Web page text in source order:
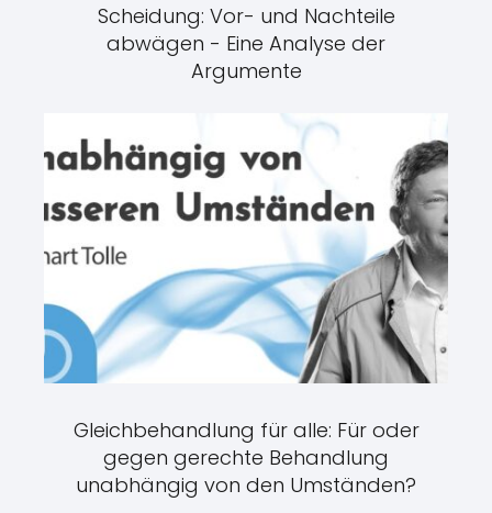
Scheidung: Vor- und Nachteile
abwägen - Eine Analyse der
Argumente
Gleichbehandlung für alle: Für oder
gegen gerechte Behandlung
unabhängig von den Umständen?